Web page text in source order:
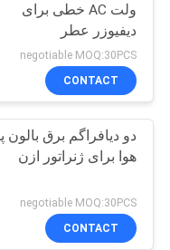
برق
11
ولت AC خطی برای
دیفیوزر عطر
negotiable MOQ:30PCS
CONTACT
دو دیافراگم برق بالون
هوا برای ژنراتور ازن
negotiable MOQ:30PCS
CONTACT